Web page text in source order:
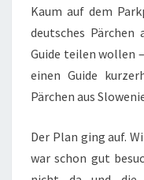
Kaum auf dem
deutsches Pärchen
Guide teilen wollen
einen Guide
Pärchen aus
Der Plan ging auf.
war schon gut